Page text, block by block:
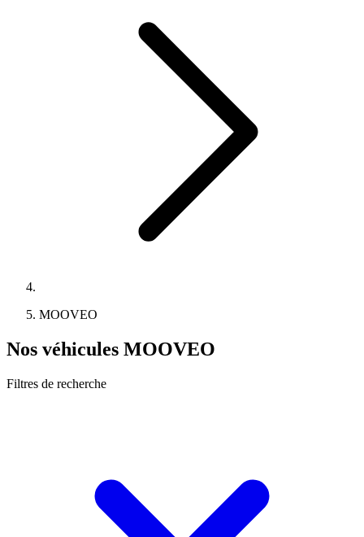
MOOVEO
Nos véhicules MOOVEO
Filtres de recherche